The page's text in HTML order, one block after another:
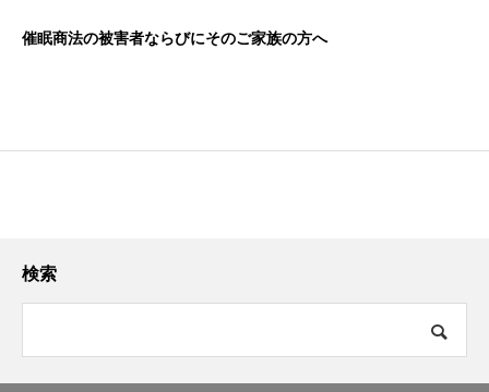
催眠商法の被害者ならびにそのご家族の方へ
10. 【総括】「断る勇気」より「近づかない知恵」：地域で守る
検索